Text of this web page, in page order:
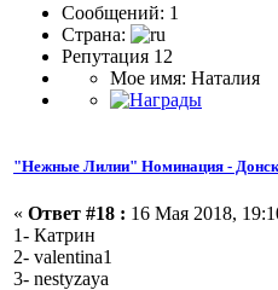
Сообщений: 1
Страна:
Репутация 12
Мое имя: Наталия
"Нежные Лилии" Номинация -
« Ответ #18 : 16 Мая 2018,
1- Катрин
2- valentina1
3- nestyzaya